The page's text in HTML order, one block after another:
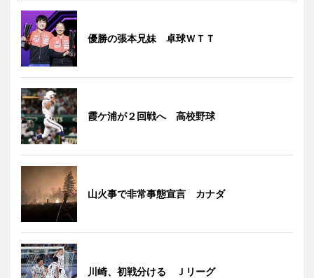
優勝の張本兄妹 卓球ＷＴＴ
霞ケ浦が２回戦へ 高校野球
山火事で非常事態宣言 カナダ
川崎、初戦分ける Ｊリーグ